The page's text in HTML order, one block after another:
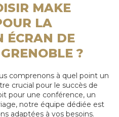
MAKE
LA
ÉCRAN DE
?
comprenons à quel point un
crucial pour le succès de
pour une conférence, un
notre équipe dédiée est
adaptées à vos besoins.